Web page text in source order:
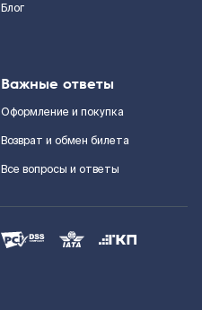
Блог
Важные ответы
Оформление и покупка
Возврат и обмен билета
Все вопросы и ответы